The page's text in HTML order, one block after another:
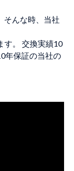
そんな時、当社
す。 交換実績10
年保証の当社の